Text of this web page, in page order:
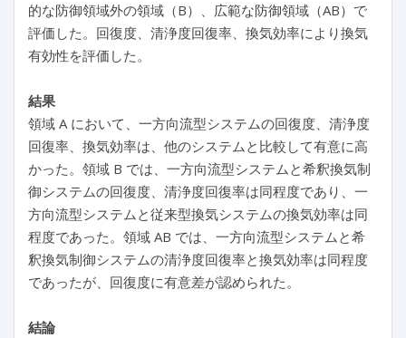
的な防御領域外の領域（B）、広範な防御領域（AB）で
評価した。回復度、清浄度回復率、換気効率により換気
有効性を評価した。
結果
領域 A において、一方向流型システムの回復度、清浄度
回復率、換気効率は、他のシステムと比較して有意に高
かった。領域 B では、一方向流型システムと希釈換気制
御システムの回復度、清浄度回復率は同程度であり、一
方向流型システムと従来型換気システムの換気効率は同
程度であった。領域 AB では、一方向流型システムと希
釈換気制御システムの清浄度回復率と換気効率は同程度
であったが、回復度に有意差が認められた。
結論